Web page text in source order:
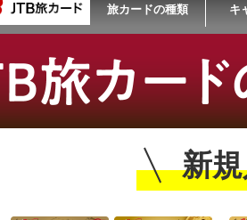
旅カードの種類 キ
新